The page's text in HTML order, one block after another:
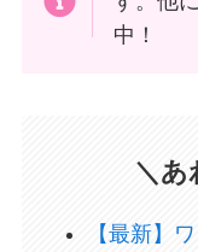
中！
＼あ
【最新】